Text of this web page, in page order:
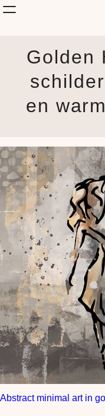
Golden
en
Abstract minimal art in